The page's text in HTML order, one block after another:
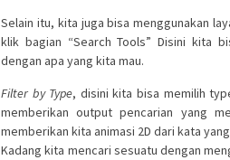
Selain itu, kita juga bisa menggunakan
klik bagian “Search Tools” Disini kita
dengan apa yang kita mau.
Filter by Type, disini kita bisa memilih
memberikan output pencarian yang
memberikan kita animasi 2D dari kata
Kadang kita mencari sesuatu dengan